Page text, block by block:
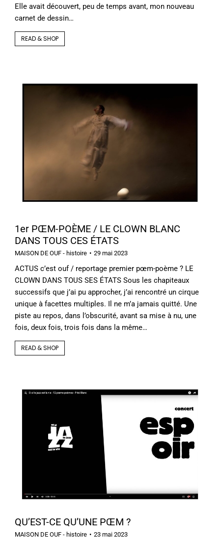
Elle avait découvert, peu de temps avant, mon nouveau
carnet de dessin…
READ & SHOP
1er PŒM-POÈME / LE CLOWN BLANC
DANS TOUS CES ÉTATS
MAISON DE OUF - histoire 29 mai 2023
ACTUS c’est ouf / reportage premier pœm-poème ? LE
CLOWN DANS TOUS SES ÉTATS Sous les chapiteaux
successifs que j’ai pu approcher, j’ai rencontré un cirque
unique à facettes multiples. Il ne m’a jamais quitté. Une
piste au repos, dans l’obscurité, avant sa mise à nu, une
fois, deux fois, trois fois dans la même…
READ & SHOP
QU’EST-CE QU’UNE PŒM ?
MAISON DE OUF - histoire 23 mai 2023